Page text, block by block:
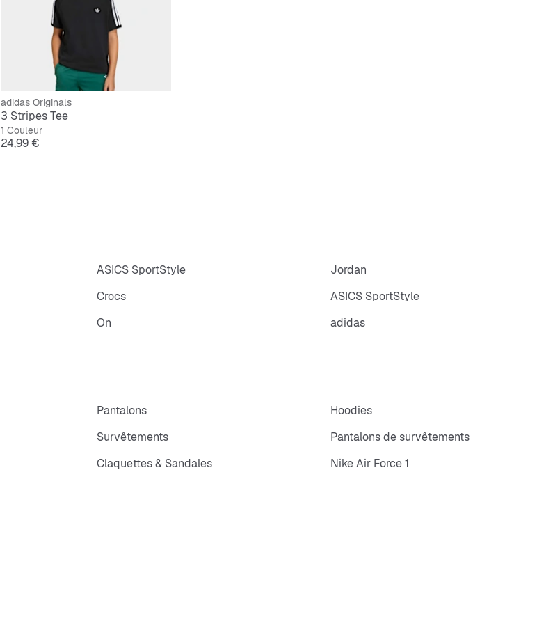
adidas Originals
3 Stripes Tee
1 Couleur
Prix
24,99 €
ASICS SportStyle
Jordan
Crocs
ASICS SportStyle
On adidas
Pantalons
Hoodies
Survêtements
Pantalons de survêtements
Claquettes & Sandales
Nike Air Force 1